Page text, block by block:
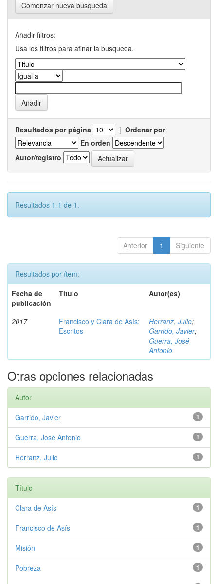
Comenzar nueva busqueda
Añadir filtros:
Usa los filtros para afinar la busqueda.
Resultados por página | Ordenar por
En orden
Autor/registro
Resultados 1-1 de 1.
Anterior 1 Siguiente
Resultados por ítem:
Fecha de
publicación
Título Autor(es)
2017
Francisco y Clara de Asís:
Escritos
Herranz, Julio;
Garrido, Javier;
Guerra, José
Antonio
Otras opciones relacionadas
Autor
1
Garrido, Javier
1
Guerra, José Antonio
1
Herranz, Julio
Título
1
Clara de Asís
1
Francisco de Asís
1
Misión
1
Pobreza